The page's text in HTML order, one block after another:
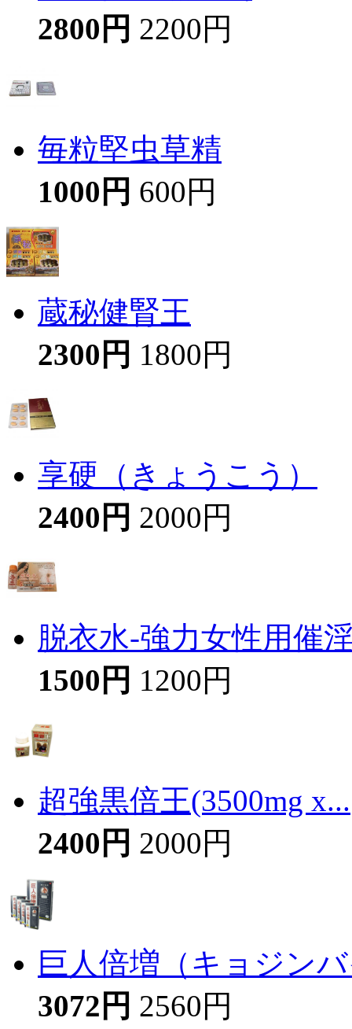
2800円 2200円
毎粒堅虫草精
1000円 600円
蔵秘健腎王
2300円 1800円
享硬（きょうこう）
2400円 2000円
脱衣水-強力女性用催
1500円 1200円
超強黒倍王(3500mg x...
2400円 2000円
巨人倍増（キョジン
3072円 2560円